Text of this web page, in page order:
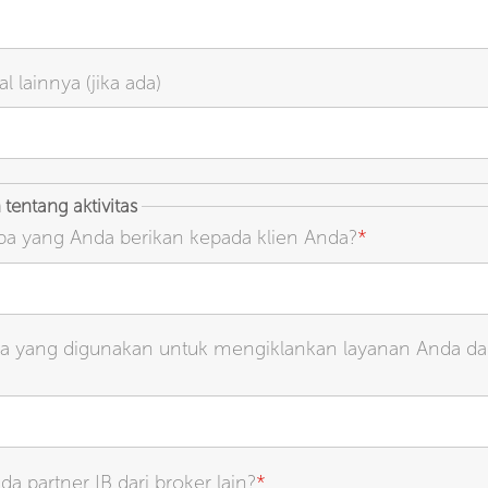
lainnya (jika ada)
tentang aktivitas
yang Anda berikan kepada klien Anda?*
yang digunakan untuk mengiklankan layanan Anda
partner IB dari broker lain?*